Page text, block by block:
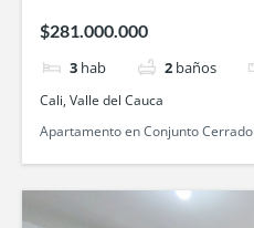
$281.000.000
3 hab 2 baños
Cali, Valle del Cauca
Apartamento en Conjunto Cerrado